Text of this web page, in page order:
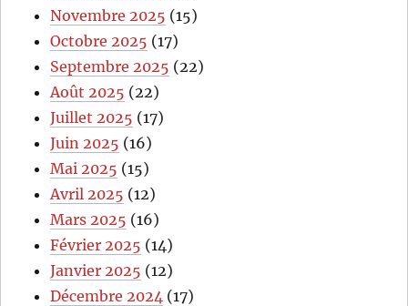
Novembre 2025 (15)
Octobre 2025 (17)
Septembre 2025 (22)
Août 2025 (22)
Juillet 2025 (17)
Juin 2025 (16)
Mai 2025 (15)
Avril 2025 (12)
Mars 2025 (16)
Février 2025 (14)
Janvier 2025 (12)
Décembre 2024 (17)